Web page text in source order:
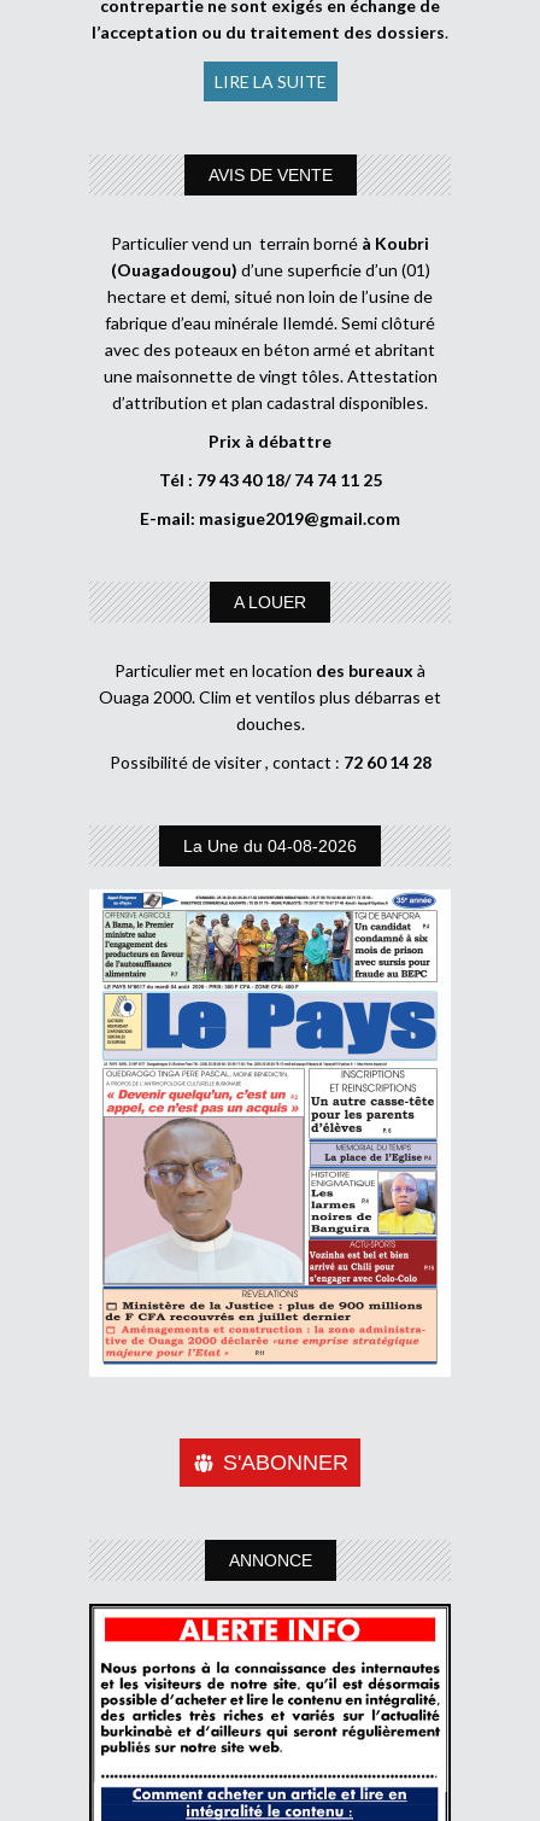
contrepartie ne sont exigés en échange de
l’acceptation ou du traitement des dossiers.
LIRE LA SUITE
AVIS DE VENTE
Particulier vend un terrain borné à Koubri
(Ouagadougou) d’une superficie d’un (01)
hectare et demi, situé non loin de l’usine de
fabrique d’eau minérale Ilemdé. Semi clôturé
avec des poteaux en béton armé et abritant
une maisonnette de vingt tôles. Attestation
d’attribution et plan cadastral disponibles.
Prix à débattre
Tél : 79 43 40 18/ 74 74 11 25
E-mail: masigue2019@gmail.com
A LOUER
Particulier met en location des bureaux à
Ouaga 2000. Clim et ventilos plus débarras et
douches.
Possibilité de visiter , contact : 72 60 14 28
La Une du 04-08-2026
S'ABONNER
ANNONCE